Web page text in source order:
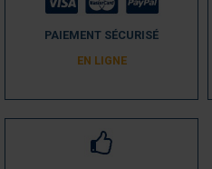
PAIEMENT SÉCURISÉ
EN LIGNE